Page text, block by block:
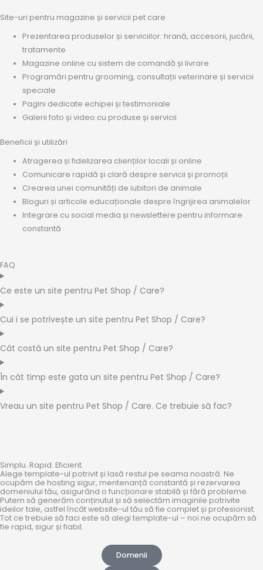
Site-uri pentru magazine și servicii pet care
Prezentarea produselor și serviciilor: hrană, accesorii, jucării,
tratamente
Magazine online cu sistem de comandă și livrare
Programări pentru grooming, consultații veterinare și servicii
speciale
Pagini dedicate echipei și testimoniale
Galerii foto și video cu produse și servicii
Beneficii și utilizări
Atragerea și fidelizarea clienților locali și online
Comunicare rapidă și clară despre servicii și promoții
Crearea unei comunități de iubitori de animale
Bloguri și articole educaționale despre îngrijirea animalelor
Integrare cu social media și newslettere pentru informare
constantă
FAQ
Ce este un site pentru Pet Shop / Care?
Cui i se potrivește un site pentru Pet Shop / Care?
Cât costă un site pentru Pet Shop / Care?
În cât timp este gata un site pentru Pet Shop / Care?
Vreau un site pentru Pet Shop / Care. Ce trebuie să fac?
Simplu. Rapid. Eficient.
Alege template-ul potrivit și lasă restul pe seama noastră. Ne
ocupăm de hosting sigur, mentenanță constantă și rezervarea
domeniului tău, asigurând o funcționare stabilă și fără probleme.
Putem să generăm conținutul și să selectăm imaginile potrivite
ideilor tale, astfel încât website-ul tău să fie complet și profesionist.
Tot ce trebuie să faci este să alegi template-ul – noi ne ocupăm să
fie rapid, sigur și fiabil.
Domenii